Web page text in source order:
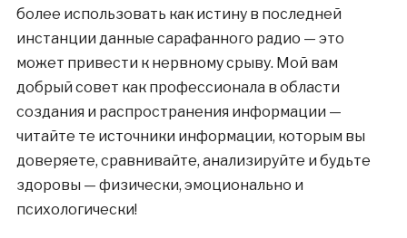
более использовать как истину в последней
инстанции данные сарафанного радио — это
может привести к нервному срыву. Мой вам
добрый совет как профессионала в области
создания и распространения информации —
читайте те источники информации, которым вы
доверяете, сравнивайте, анализируйте и будьте
здоровы — физически, эмоционально и
психологически!